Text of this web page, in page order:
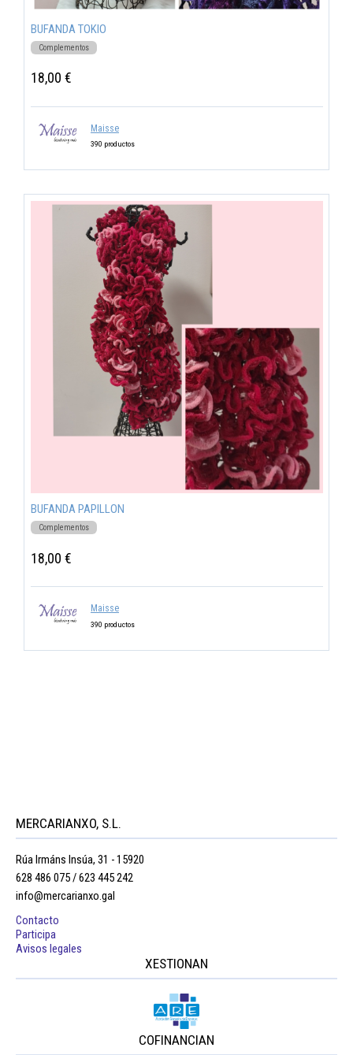
BUFANDA TOKIO
Complementos
18,00 €
Maisse
390 productos
BUFANDA PAPILLON
Complementos
18,00 €
Maisse
390 productos
MERCARIANXO, S.L.
Rúa Irmáns Insúa, 31 - 15920
628 486 075 / 623 445 242
info@mercarianxo.gal
Contacto
Participa
Avisos legales
XESTIONAN
COFINANCIAN